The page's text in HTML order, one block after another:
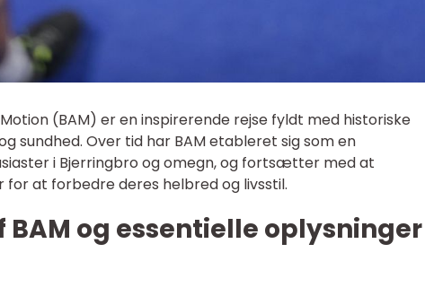
(BAM) er en inspirerende rejse fyldt med historiske
sundhed. Over tid har BAM etableret sig som en
i Bjerringbro og omegn, og fortsætter med at
at forbedre deres helbred og livsstil.
og essentielle oplysninger